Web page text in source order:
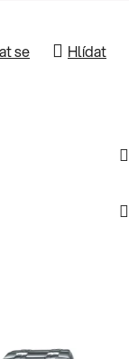
se Hlídat